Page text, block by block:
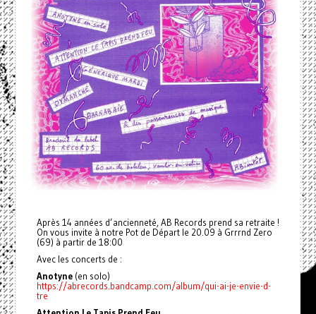
Après 14 années d’ancienneté, AB Records prend sa retraite !
On vous invite à notre Pot de Départ le 20.09 à Grrrnd Zero
(69) à partir de 18:00
Avec les concerts de :
Anotyne(en solo)
https://abrecords.bandcamp.com/album/qui-ai-je-envie-d-
tre